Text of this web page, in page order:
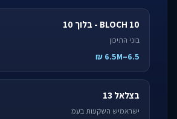
BLOCH 10 - בלוך 10
בוני התיכון
6.5–6.5M ₪
בצלאל 13
ישראמיש השקעות בעמ